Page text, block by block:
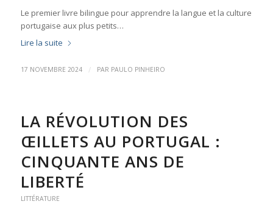
Le premier livre bilingue pour apprendre la langue et la culture
portugaise aux plus petits…
Lire la suite
17 NOVEMBRE 2024 / PAR PAULO PINHEIRO
LA RÉVOLUTION DES
ŒILLETS AU PORTUGAL :
CINQUANTE ANS DE
LIBERTÉ
LITTÉRATURE